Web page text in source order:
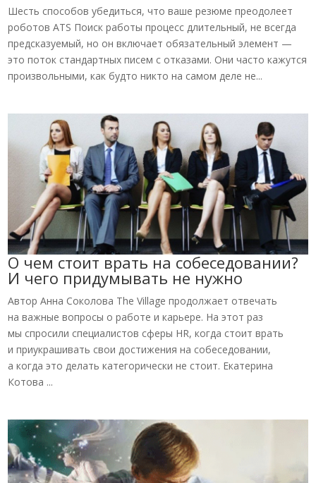
Шесть способов убедиться, что ваше резюме преодолеет
роботов ATS Поиск работы процесс длительный, не всегда
предсказуемый, но он включает обязательный элемент —
это поток стандартных писем с отказами. Они часто кажутся
произвольными, как будто никто на самом деле не...
О чем стоит врать на собеседовании?
И чего придумывать не нужно
Автор Анна Соколова The Village продолжает отвечать
на важные вопросы о работе и карьере. На этот раз
мы спросили специалистов сферы HR, когда стоит врать
и приукрашивать свои достижения на собеседовании,
а когда это делать категорически не стоит. Екатерина
Котова ...